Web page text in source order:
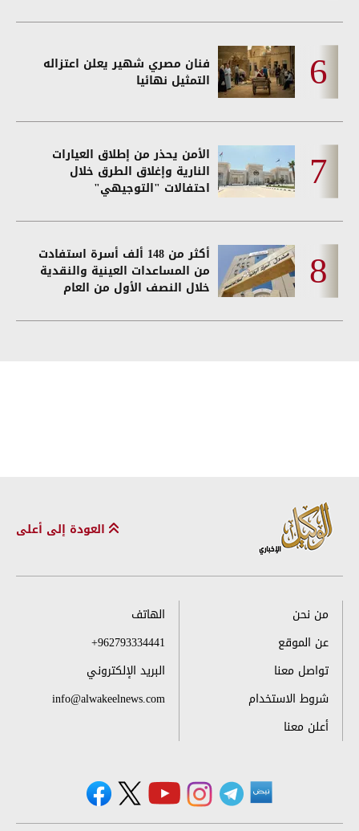
فنان مصري شهير يعلن اعتزاله
التمثيل نهائيا
الأمن يحذر من إطلاق العيارات
النارية وإغلاق الطرق خلال
احتفالات "التوجيهي"
أكثر من 148 ألف أسرة استفادت
من المساعدات العينية والنقدية
خلال النصف الأول من العام
العودة إلى أعلى
من نحن
عن الموقع
تواصل معنا
شروط الاستخدام
أعلن معنا
الهاتف
+962793334441
البريد الإلكتروني
info@alwakeelnews.com